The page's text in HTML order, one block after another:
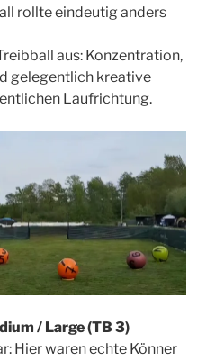
rollte eindeutig anders
aus: Konzentration,
gelegentlich kreative
Laufrichtung.
/ Large (TB 3)
Hier waren echte Könner